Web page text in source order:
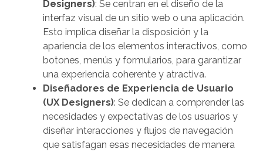
Designers): Se centran en el diseño de la
interfaz visual de un sitio web o una aplicación.
Esto implica diseñar la disposición y la
apariencia de los elementos interactivos, como
botones, menús y formularios, para garantizar
una experiencia coherente y atractiva.
Diseñadores de Experiencia de Usuario
(UX Designers): Se dedican a comprender las
necesidades y expectativas de los usuarios y
diseñar interacciones y flujos de navegación
que satisfagan esas necesidades de manera